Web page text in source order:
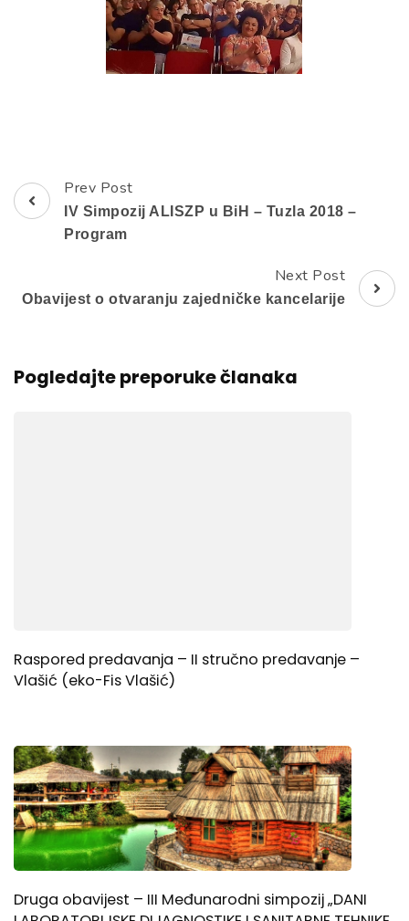
Post
Navigation
Prev Post
IV Simpozij ALISZP u BiH – Tuzla 2018 –
Program
Next Post
Obavijest o otvaranju zajedničke kancelarije
Pogledajte preporuke članaka
Raspored predavanja – II stručno predavanje –
Vlašić (eko-Fis Vlašić)
Druga obavijest – III Međunarodni simpozij „DANI